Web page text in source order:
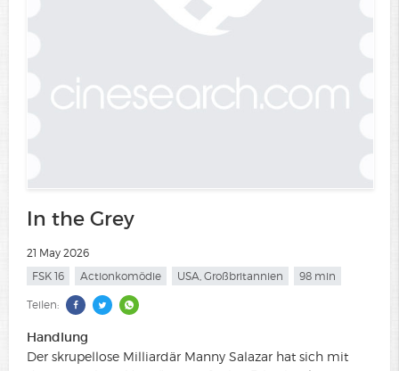
In the Grey
21 May 2026
FSK 16
Actionkomödie USA, Großbritannien 98 min
Teilen:
Handlung
Der skrupellose Milliardär Manny Salazar hat sich mit